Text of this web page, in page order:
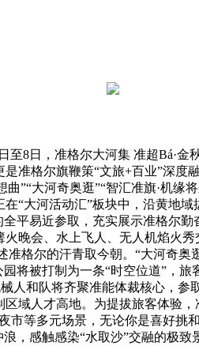
8日，准格尔大河集 准超Bá·
准格尔旗鞭策“文旅+百业”深度
”“大河奇奥逛”“智汇准旗·机
“大河活动汇”板块中，沿黄地
平易近参取，充实展示准格尔
晚会、水上飞人、无人机焰火
格尔的汗青取今朝。“大河奇
将被打制为一条“时空位道”，
人和队将齐聚准能体裁核心，
域人才高地。为提拔旅客体验
等多元场景，无论你是喜好
，感触感染“水取沙”交融的极